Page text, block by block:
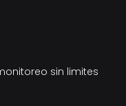
sin limites